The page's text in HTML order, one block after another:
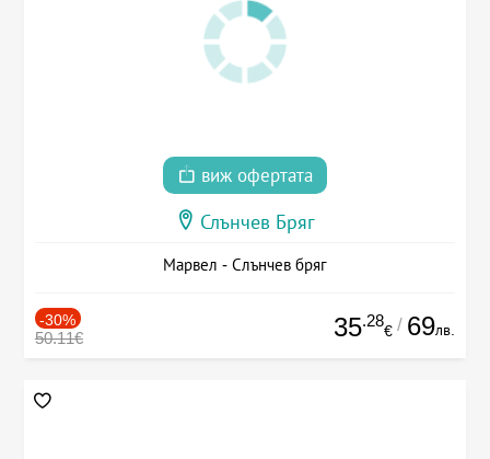
виж офертата
Слънчев Бряг
Марвел - Слънчев бряг
-30%
50.11€ 35.28
€ / 69лв.